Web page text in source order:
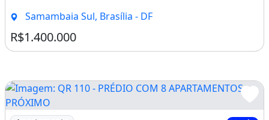
Samambaia Sul, Brasília - DF
R$1.400.000
Imagem: QR 110 - PRÉDIO COM 8 APARTAMENTOS -